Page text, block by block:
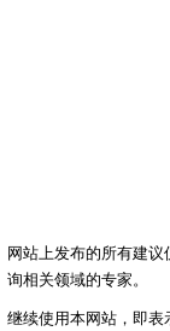
网站上发布的所有建
询相关领域的专家。
继续使用本网站，即表